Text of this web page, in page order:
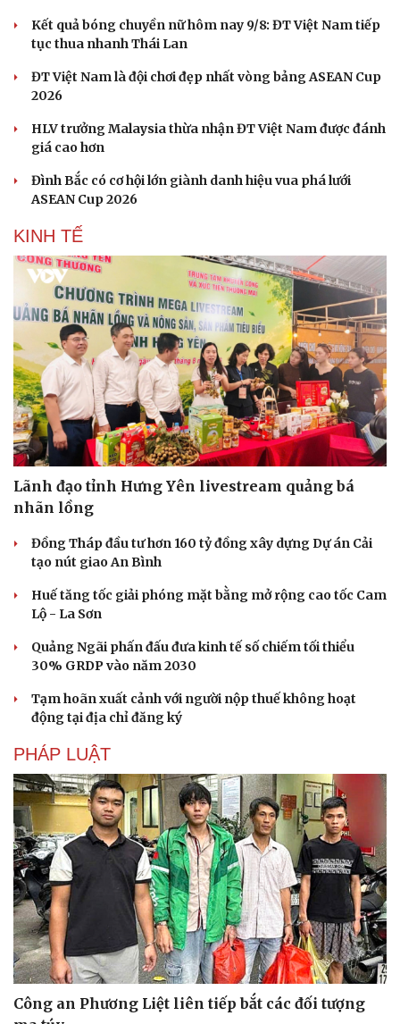
Du lịch
Tư vấn
check-in
Podcast
Cửa sổ tình yêu
Kết quả bóng chuyền nữ hôm nay 9/8: ĐT Việt Nam tiếp
tục thua nhanh Thái Lan
ĐT Việt Nam là đội chơi đẹp nhất vòng bảng ASEAN Cup
2026
HLV trưởng Malaysia thừa nhận ĐT Việt Nam được đánh
giá cao hơn
Đình Bắc có cơ hội lớn giành danh hiệu vua phá lưới
ASEAN Cup 2026
KINH TẾ
Lãnh đạo tỉnh Hưng Yên livestream quảng bá
nhãn lồng
Đồng Tháp đầu tư hơn 160 tỷ đồng xây dựng Dự án Cải
tạo nút giao An Bình
Huế tăng tốc giải phóng mặt bằng mở rộng cao tốc Cam
Lộ - La Sơn
Quảng Ngãi phấn đấu đưa kinh tế số chiếm tối thiểu
30% GRDP vào năm 2030
Tạm hoãn xuất cảnh với người nộp thuế không hoạt
động tại địa chỉ đăng ký
PHÁP LUẬT
Công an Phương Liệt liên tiếp bắt các đối tượng